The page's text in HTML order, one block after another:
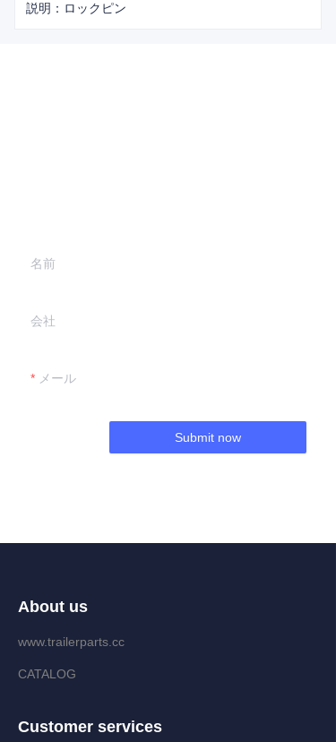
説明：ロックピン
名前
会社
メール
Submit now
About us
www.trailerparts.cc
CATALOG
Customer services